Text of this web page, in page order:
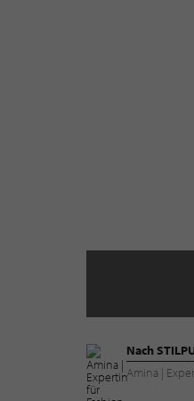
Nach
Amina |